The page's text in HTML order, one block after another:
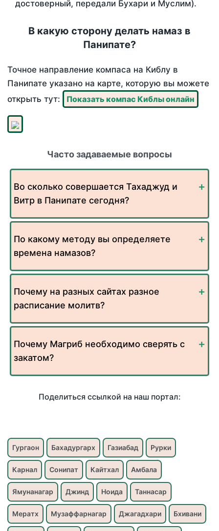
достоверный, передали Бухари и Муслим).
В какую сторону делать намаз в
Панипате?
Точное направление компаса на Киблу в
Панипате указано на карте, которую вы можете
открыть тут:
Показать компас Киблы онлайн
Часто задаваемые вопросы
Во сколько совершается Тахаджуд и
Витр в Панипате сегодня?
По какому методу вы определяете
времена намазов?
Почему на разных сайтах разное
расписание молитв?
Почему Магриб необходимо сверять с
закатом?
Поделиться ссылкой на наш портал:
Гургаон Бахадургарх Газиабад Рурки
Карнал Сонипат Кайтхал Амбала
Ямунанагар Джинд Ноида Таннасар
Мератх Музаффарнагар Джагадхари Бхивани